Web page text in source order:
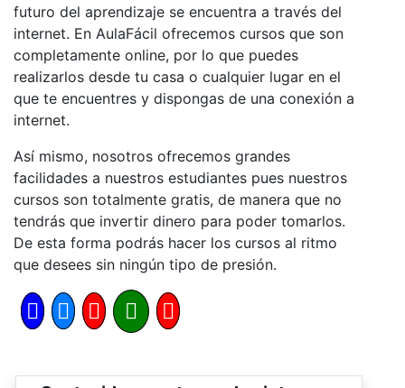
futuro del aprendizaje se encuentra a través del
internet. En AulaFácil ofrecemos cursos que son
completamente online, por lo que puedes
realizarlos desde tu casa o cualquier lugar en el
que te encuentres y dispongas de una conexión a
internet.
Así mismo, nosotros ofrecemos grandes
facilidades a nuestros estudiantes pues nuestros
cursos son totalmente gratis, de manera que no
tendrás que invertir dinero para poder tomarlos.
De esta forma podrás hacer los cursos al ritmo
que desees sin ningún tipo de presión.